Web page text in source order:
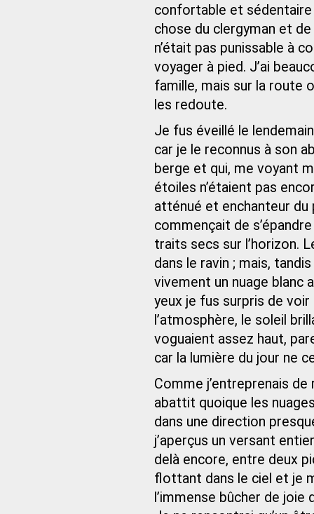
confortable et sédentaire
chose du clergyman et
n’était pas punissable à
voyager à pied. J’ai
famille, mais sur la route
les redoute.
Je fus éveillé le
car je le reconnus à son
berge et qui, me voyant
étoiles n’étaient pas
atténué et enchanteur du
commençait de
traits secs sur l’horizon.
dans le ravin ; mais,
vivement un nuage blanc
yeux je fus surpris de voir
l’atmosphère, le soleil
voguaient assez haut,
car la lumière du jour ne
Comme j’entreprenais de
abattit quoique les
dans une direction
j’aperçus un versant
delà encore, entre deux
flottant dans le ciel et je
l’immense bûcher de